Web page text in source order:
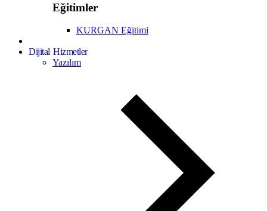
Eğitimler
KURGAN Eğitimi
Dijital Hizmetler
Yazılım